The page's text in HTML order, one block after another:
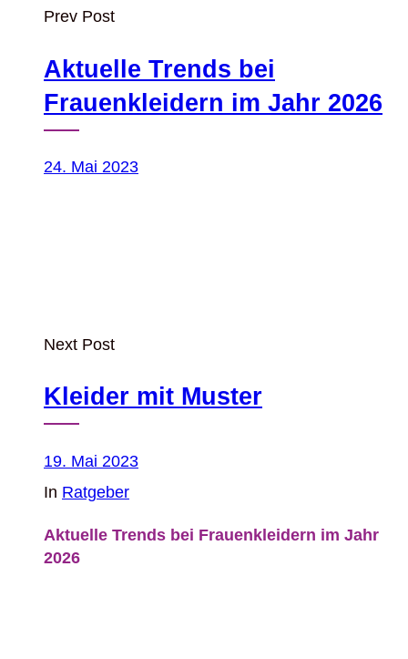
Prev Post
Aktuelle Trends bei
Frauenkleidern im Jahr 2026
24. Mai 2023
Next Post
Kleider mit Muster
19. Mai 2023
In Ratgeber
Aktuelle Trends bei Frauenkleidern im Jahr
2026